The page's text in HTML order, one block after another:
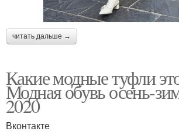
читать дальше →
Какие модные туфли
Модная обувь осень-
2020
Вконтакте